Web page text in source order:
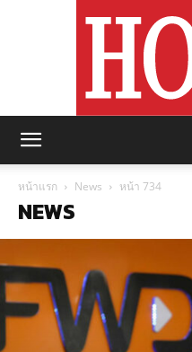
หน้าแรก News หน้า 734
NEWS